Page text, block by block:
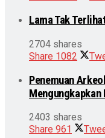
Lama Tak
2704 shares
Share 1082
Penemuan
2403 shares
Share 961